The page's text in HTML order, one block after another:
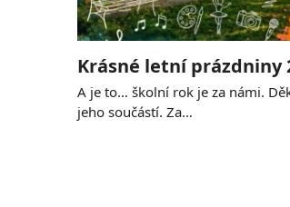
Krásné letní prázdniny
A je to… školní rok je za námi.
jeho součástí. Za…